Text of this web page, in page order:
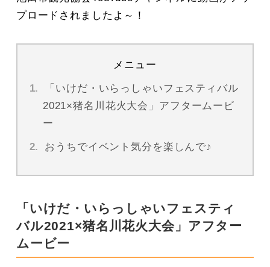
プロードされましたよ～！
メニュー
「いけだ・いらっしゃいフェスティバル
2021×猪名川花火大会」アフタームービ
ー
おうちでイベント気分を楽しんで♪
「いけだ・いらっしゃいフェスティ
バル2021×猪名川花火大会」アフター
ムービー